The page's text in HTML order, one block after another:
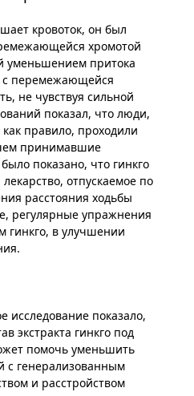
кровоток, он был
хромотой
уменьшением притока
с перемежающейся
не чувствуя сильной
показал, что люди,
правило, проходили
принимавшие
показано, что гинкго
отпускаемое по
расстояния ходьбы
регулярные упражнения
гинкго, в улучшении
исследование показало,
экстракта гинкго под
помочь уменьшить
с генерализованным
и расстройством